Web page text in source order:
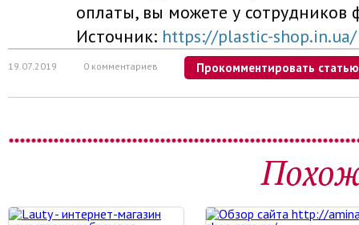
оплаты, вы можете у сотрудников
Источник: https://plastic-shop.in.ua/
19.07.2019 0 комментариев Прокомментировать статью